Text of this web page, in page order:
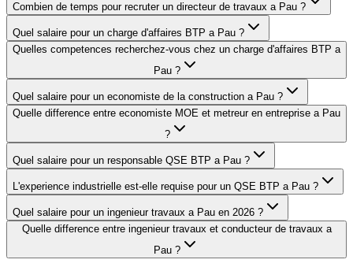
Combien de temps pour recruter un directeur de travaux a Pau ?
Quel salaire pour un charge d'affaires BTP a Pau ?
Quelles competences recherchez-vous chez un charge d'affaires BTP a
Pau ?
Quel salaire pour un economiste de la construction a Pau ?
Quelle difference entre economiste MOE et metreur en entreprise a Pau
?
Quel salaire pour un responsable QSE BTP a Pau ?
L'experience industrielle est-elle requise pour un QSE BTP a Pau ?
Quel salaire pour un ingenieur travaux a Pau en 2026 ?
Quelle difference entre ingenieur travaux et conducteur de travaux a
Pau ?